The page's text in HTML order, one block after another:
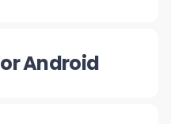
Android